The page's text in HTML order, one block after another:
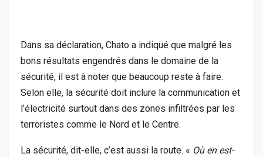
Dans sa déclaration, Chato a indiqué que malgré les
bons résultats engendrés dans le domaine de la
sécurité, il est à noter que beaucoup reste à faire.
Selon elle, la sécurité doit inclure la communication et
l’électricité surtout dans des zones infiltrées par les
terroristes comme le Nord et le Centre.
La sécurité, dit-elle, c’est aussi la route. « Où en est-